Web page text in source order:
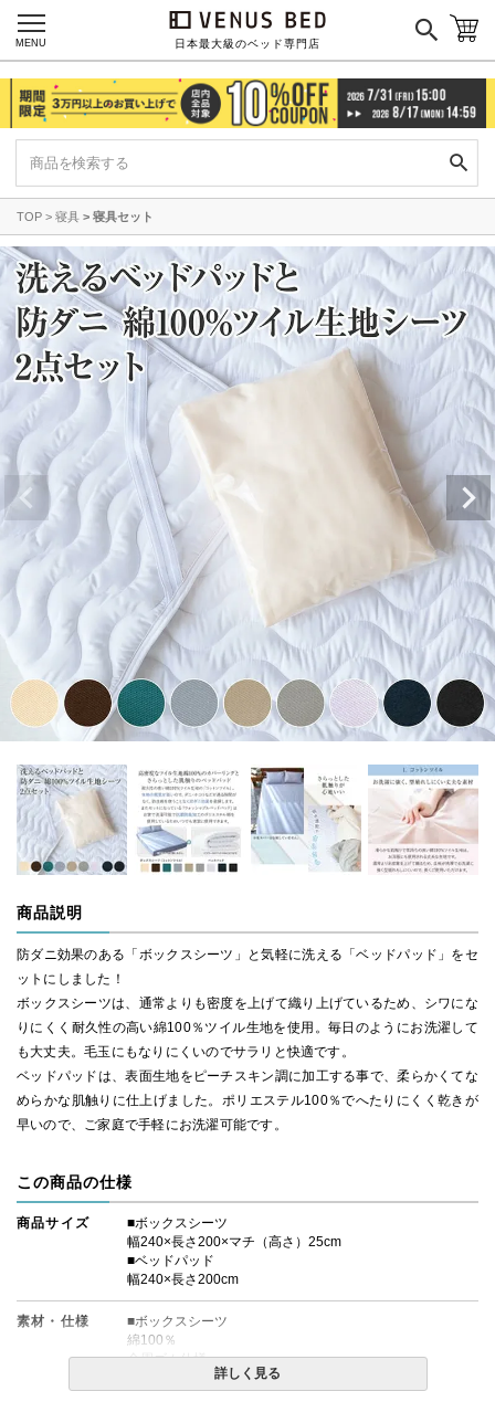
日本最大級のベッド専門店
MENU
TOP 寝具 寝具セット
商品説明
防ダニ効果のある「ボックスシーツ」と気軽に洗える「ベッドパッド」をセ
ットにしました！
ボックスシーツは、通常よりも密度を上げて織り上げているため、シワにな
りにくく耐久性の高い綿100％ツイル生地を使用。毎日のようにお洗濯して
も大丈夫。毛玉にもなりにくいのでサラリと快適です。
ベッドパッドは、表面生地をピーチスキン調に加工する事で、柔らかくてな
めらかな肌触りに仕上げました。ポリエステル100％でへたりにくく乾きが
早いので、ご家庭で手軽にお洗濯可能です。
この商品の仕様
商品サイズ
■ボックスシーツ
幅240×長さ200×マチ（高さ）25cm
■ベッドパッド
幅240×長さ200cm
素材・仕様
■ボックスシーツ
綿100％
全周ゴム仕様
厚み約20cmまでのマットレスに対応
詳しく見る